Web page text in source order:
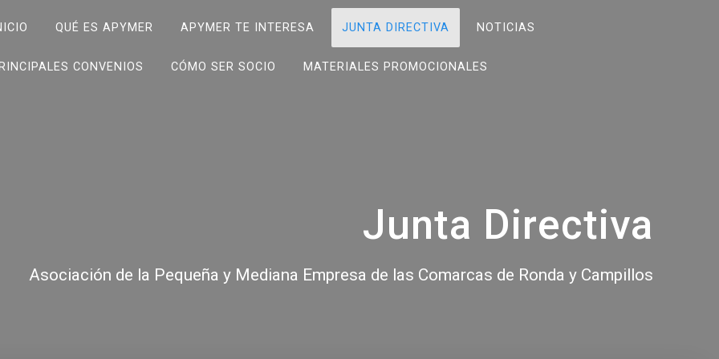
QUÉ ES APYMER APYMER TE INTERESA JUNTA DIRECTIVA NOTICIAS
CONVENIOS CÓMO SER SOCIO MATERIALES PROMOCIONALES
Junta Directiva
Asociación de la Pequeña y Mediana Empresa de las Comarcas de Ronda y Campillos